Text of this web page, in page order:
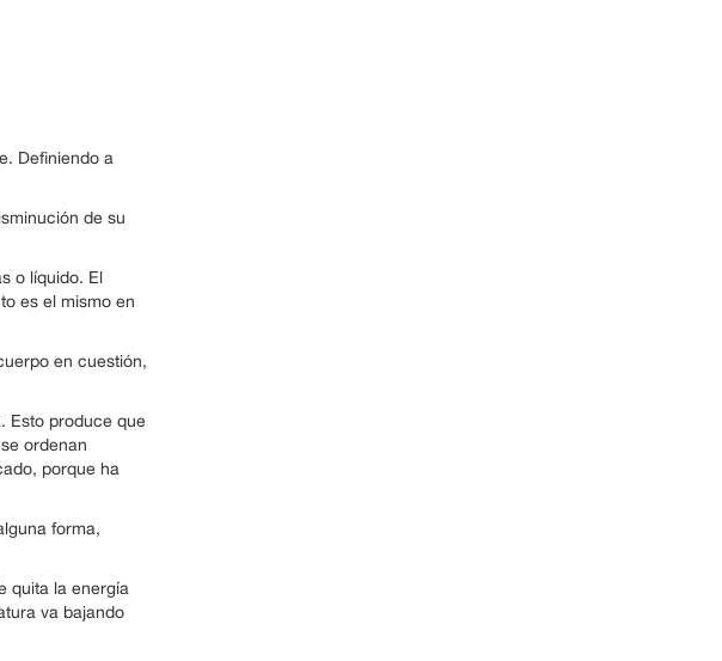
Definiendo a
de su
o líquido. El
es el mismo en
en cuestión,
Esto produce que
ordenan
porque ha
forma,
quita la energía
va bajando